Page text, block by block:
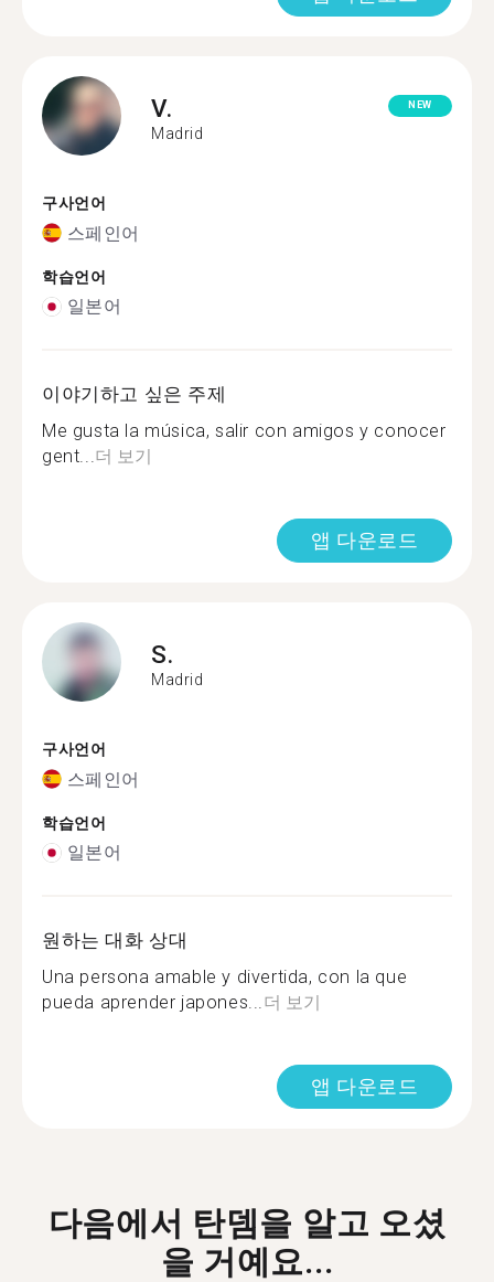
V.
Madrid
NEW
구사언어
스페인어
학습언어
일본어
이야기하고 싶은 주제
Me gusta la música, salir con amigos y conocer
gent...더 보기
앱 다운로드
S.
Madrid
구사언어
스페인어
학습언어
일본어
원하는 대화 상대
Una persona amable y divertida, con la que
pueda aprender japones...더 보기
앱 다운로드
다음에서 탄뎀을 알고 오셨
을 거예요...